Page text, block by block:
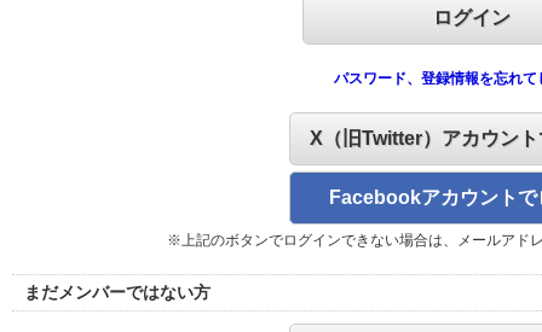
パスワード、登録情報を忘れて
X（旧Twitter）アカウン
Facebookアカウントで
※上記のボタンでログインできない場合は、メールアド
まだメンバーではない方